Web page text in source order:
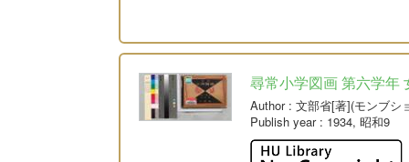
尋常小学図画 第六学年
Author: 文部省[著](モンブシ
Publish year: 1934, 昭和9